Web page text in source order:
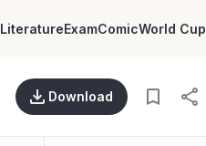
LiteratureExamComicWorld Cup
Download